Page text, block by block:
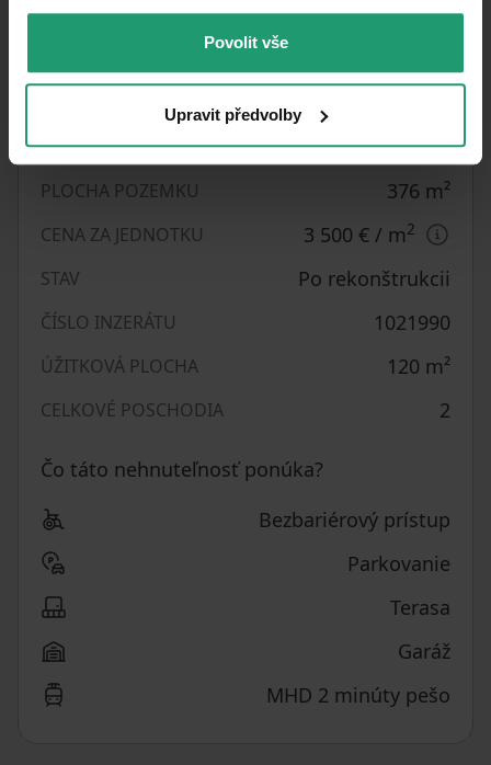
Povolit vše
Upravit předvolby
Parametre nehnuteľnosti
PENB E - Nehospodárne
PLOCHA POZEMKU 376 m²
CENA ZA JEDNOTKU 3 500 € / m2
STAV Po rekonštrukcii
ČÍSLO INZERÁTU 1021990
ÚŽITKOVÁ PLOCHA 120 m²
CELKOVÉ POSCHODIA 2
Čo táto nehnuteľnosť ponúka?
Bezbariérový prístup
Parkovanie
Terasa
Garáž
MHD 2 minúty pešo